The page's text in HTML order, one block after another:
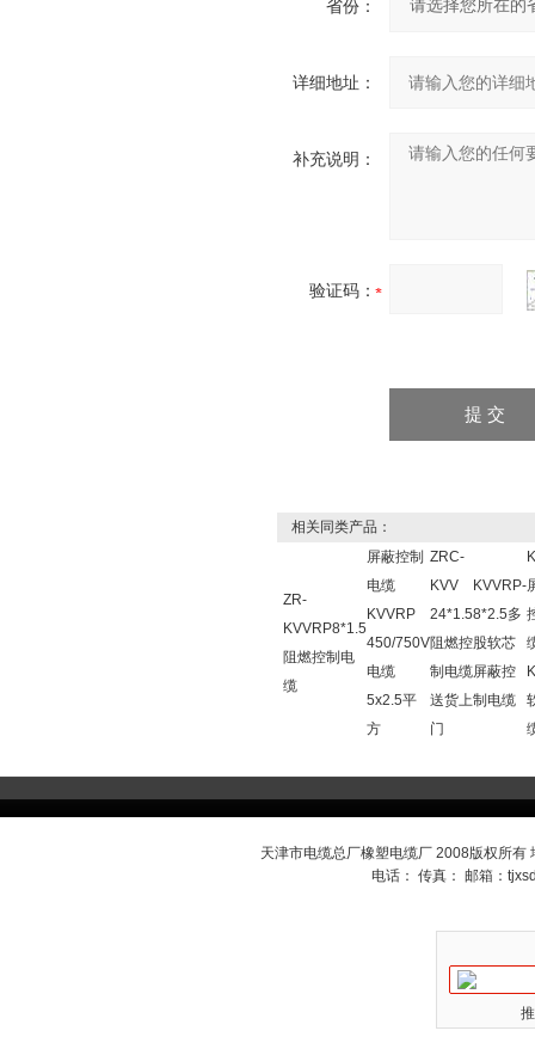
省份：
详细地址：
补充说明：
验证码：
相关同类产品：
ZR-
KVVRP8*1.5
阻燃控制电
缆
屏蔽控制
电缆
KVVRP
450/750V
电缆
5x2.5平
方
ZRC-
KVV
24*1.5
阻燃控
制电缆
送货上
门
KVVRP-
8*2.5多
股软芯
屏蔽控
制电缆
天津市电缆总厂橡塑电缆厂 2008版权所有
电话： 传真： 邮箱：